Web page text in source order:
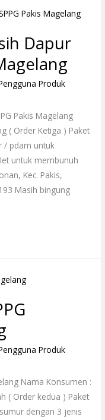
Dapur
Produk
Pakis Magelang
( Order Ketiga ) Paket
/ pdam untuk
untuk membunuh
Kec. Pakis,
Masih bingung
Produk
Nama Konsumen :
( Order kedua ) Paket
dengan 3 jenis